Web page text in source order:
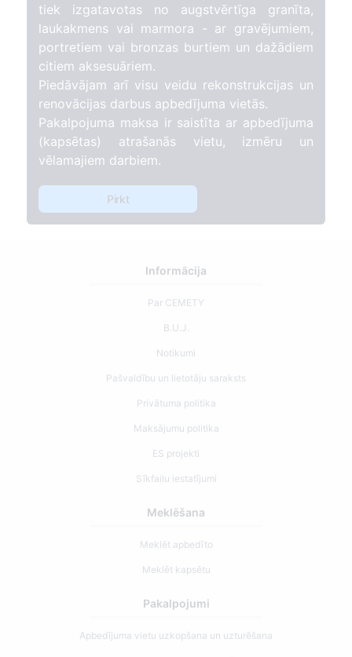
tiek izgatavotas no augstvērtīga granīta,
laukakmens vai marmora - ar gravējumiem,
portretiem vai bronzas burtiem un dažādiem
citiem aksesuāriem.
Piedāvājam arī visu veidu rekonstrukcijas un
renovācijas darbus apbedījuma vietās.
Pakalpojuma maksa ir saistīta ar apbedījuma
(kapsētas) atrašanās vietu, izmēru un
vēlamajiem darbiem.
Pirkt
Informācija
Par CEMETY
B.U.J.
Notikumi
Pašvaldību un lietotāju saraksts
Privātuma politika
Maksājumu politika
ES projekti
Sīkfailu iestatījumi
Meklēšana
Meklēt apbedīto
Meklēt kapsētu
Pakalpojumi
Apbedījuma vietu uzkopšana un uzturēšana